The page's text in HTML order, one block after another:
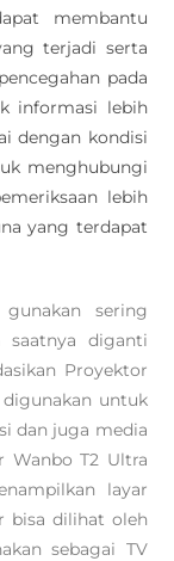
membantu
terjadi serta
pada
informasi lebih
dengan kondisi
menghubungi
lebih
yang terdapat
sering
saatnya diganti
Proyektor
untuk
dan juga media
Wanbo T2 Ultra
layar
bisa dilihat oleh
sebagai TV